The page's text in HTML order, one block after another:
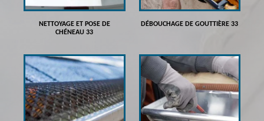
NETTOYAGE ET POSE DE
CHÉNEAU 33
DÉBOUCHAGE DE GOUTTIÈRE 33